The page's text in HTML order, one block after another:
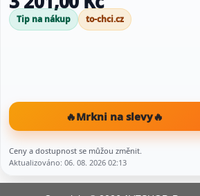
210BZ05DLB33LBR00X /
705TLB58B33LBR00X / 996592000934
Tip na nákup to-chci.cz
🔥Mrkni na slevy🔥
Ceny a dostupnost se můžou změnit.
Aktualizováno: 06. 08. 2026 02:13